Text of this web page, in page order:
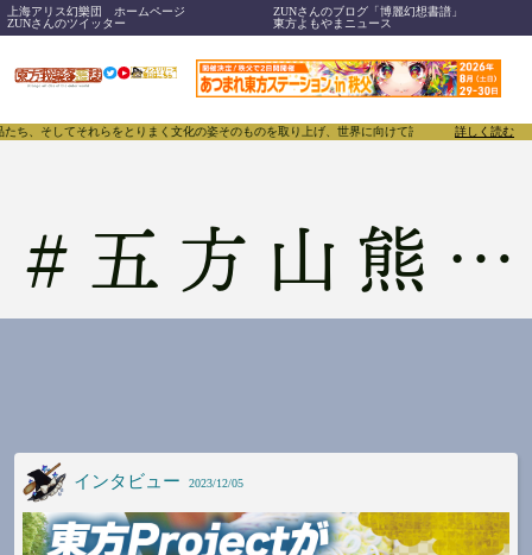
上海アリス幻樂団 ホームページ
ZUNさんのブログ「博麗幻想書譜」
ZUNさんのツイッター
東方よもやまニュース
してそれらをとりまく文化の姿そのものを取り上げ、世界に向けて誇らしく発信することで
詳しく読む
# 五方山熊野神社
インタビュー 2023/12/05